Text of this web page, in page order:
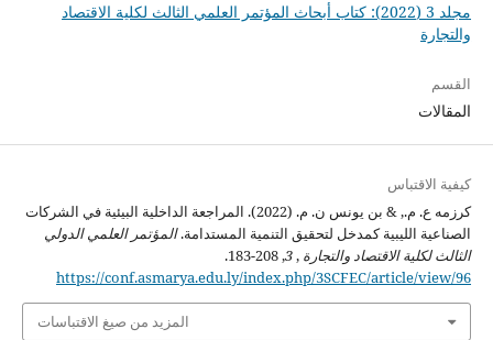
مجلد 3 (2022): كتاب أبحاث المؤتمر العلمي الثالث لكلية الاقتصاد
والتجارة
القسم
المقالات
كيفية الاقتباس
كرزمه ع. م., & بن يونس ن. م. (2022). المراجعة الداخلية البيئية في الشركات
الصناعية الليبية كمدخل لتحقيق التنمية المستدامة.المؤتمر العلمي الدولي
الثالث لكلية الاقتصاد والتجارة ,
3
, 208-183.
https://conf.asmarya.edu.ly/index.php/3SCFEC/article/view/96
المزيد من صيغ الاقتباسات